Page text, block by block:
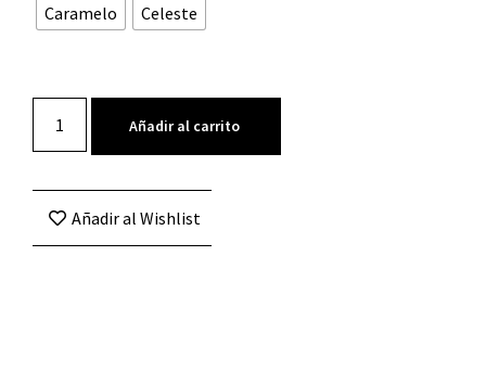
Caramelo Celeste
Añadir al carrito
Añadir al Wishlist